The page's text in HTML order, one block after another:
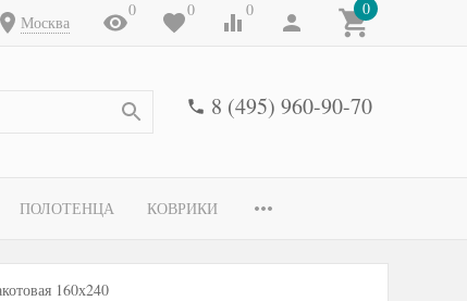
Москва
0 0 0 0
8 (495) 960-90-70
ПОЛОТЕНЦА КОВРИКИ
160х240